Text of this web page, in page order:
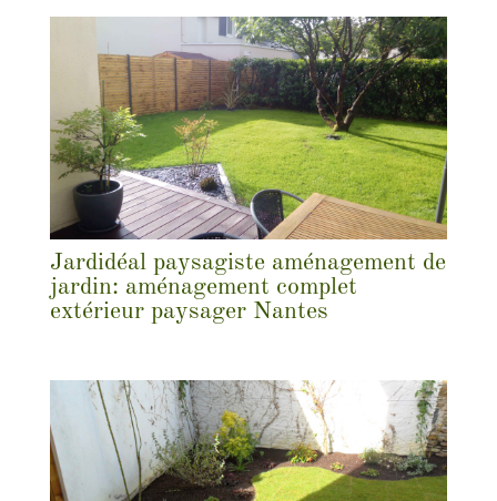
Jardidéal paysagiste aménagement de
jardin: aménagement complet
extérieur paysager Nantes